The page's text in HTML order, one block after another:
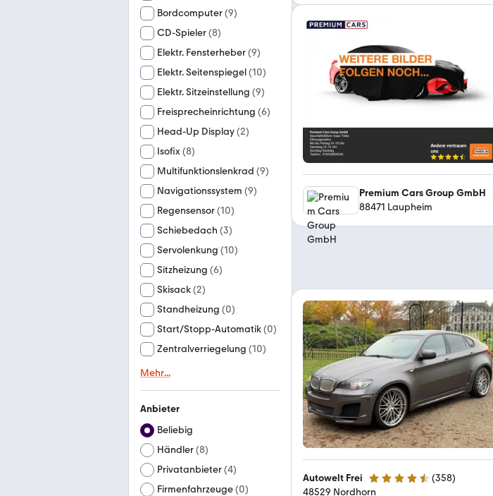
Bordcomputer(9)
CD-Spieler(8)
Elektr. Fensterheber(9)
Elektr. Seitenspiegel(10)
Elektr. Sitzeinstellung (9)
Freisprecheinrichtung (6)
Head-Up Display(2)
Isofix(8)
Multifunktionslenkrad (9)
Navigationssystem (9)
Regensensor(10)
Schiebedach (3)
Servolenkung (10)
Sitzheizung (6)
Skisack(2)
Standheizung (0)
Start/Stopp-Automatik(0)
Zentralverriegelung (10)
Mehr...
Anbieter
Beliebig
Händler(8)
Privatanbieter(4)
Firmenfahrzeuge(0)
Premium Cars Group GmbH
88471 Laupheim
Autowelt Frei 4.6 Sterne (358)
48529 Nordhorn